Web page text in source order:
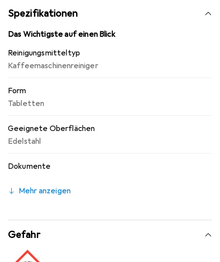
Spezifikationen
Das Wichtigste auf einen Blick
Reinigungsmitteltyp
Kaffeemaschinenreiniger
Form
Tabletten
Geeignete Oberflächen
Edelstahl
Dokumente
Mehr anzeigen
Gefahr